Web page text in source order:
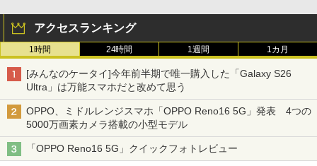
アクセスランキング
1時間 24時間 1週間 1カ月
[みんなのケータイ]今年前半期で唯一購入した「Galaxy S26
Ultra」は万能スマホだと改めて思う
OPPO、ミドルレンジスマホ「OPPO Reno16 5G」発表 4つの
5000万画素カメラ搭載の小型モデル
「OPPO Reno16 5G」クイックフォトレビュー